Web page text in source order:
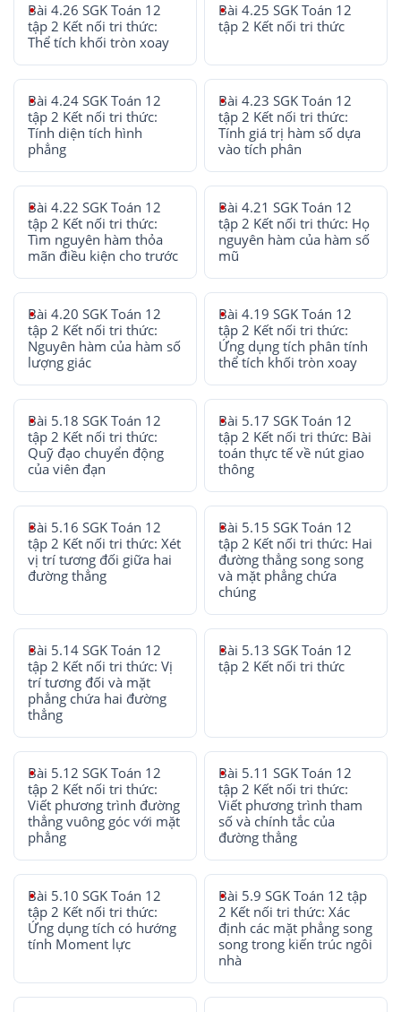
Bài 4.26 SGK Toán 12
tập 2 Kết nối tri thức:
Thể tích khối tròn xoay
Bài 4.25 SGK Toán 12
tập 2 Kết nối tri thức
Bài 4.24 SGK Toán 12
tập 2 Kết nối tri thức:
Tính diện tích hình
phẳng
Bài 4.23 SGK Toán 12
tập 2 Kết nối tri thức:
Tính giá trị hàm số dựa
vào tích phân
Bài 4.22 SGK Toán 12
tập 2 Kết nối tri thức:
Tìm nguyên hàm thỏa
mãn điều kiện cho trước
Bài 4.21 SGK Toán 12
tập 2 Kết nối tri thức: Họ
nguyên hàm của hàm số
mũ
Bài 4.20 SGK Toán 12
tập 2 Kết nối tri thức:
Nguyên hàm của hàm số
lượng giác
Bài 4.19 SGK Toán 12
tập 2 Kết nối tri thức:
Ứng dụng tích phân tính
thể tích khối tròn xoay
Bài 5.18 SGK Toán 12
tập 2 Kết nối tri thức:
Quỹ đạo chuyển động
của viên đạn
Bài 5.17 SGK Toán 12
tập 2 Kết nối tri thức: Bài
toán thực tế về nút giao
thông
Bài 5.16 SGK Toán 12
tập 2 Kết nối tri thức: Xét
vị trí tương đối giữa hai
đường thẳng
Bài 5.15 SGK Toán 12
tập 2 Kết nối tri thức: Hai
đường thẳng song song
và mặt phẳng chứa
chúng
Bài 5.14 SGK Toán 12
tập 2 Kết nối tri thức: Vị
trí tương đối và mặt
phẳng chứa hai đường
thẳng
Bài 5.13 SGK Toán 12
tập 2 Kết nối tri thức
Bài 5.12 SGK Toán 12
tập 2 Kết nối tri thức:
Viết phương trình đường
thẳng vuông góc với mặt
phẳng
Bài 5.11 SGK Toán 12
tập 2 Kết nối tri thức:
Viết phương trình tham
số và chính tắc của
đường thẳng
Bài 5.10 SGK Toán 12
tập 2 Kết nối tri thức:
Ứng dụng tích có hướng
tính Moment lực
Bài 5.9 SGK Toán 12 tập
2 Kết nối tri thức: Xác
định các mặt phẳng song
song trong kiến trúc ngôi
nhà